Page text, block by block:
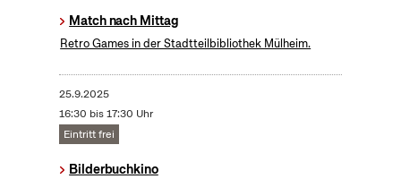
Match nach Mittag
Retro Games in der Stadtteilbibliothek Mülheim.
25.9.2025
16:30 bis 17:30 Uhr
Eintritt frei
Bilderbuchkino